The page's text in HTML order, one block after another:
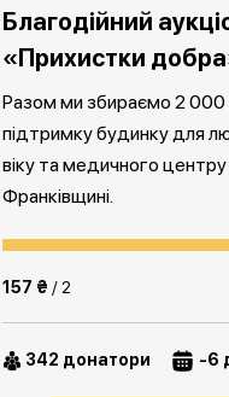
Благодійний
«Прихистки
Разом ми збираємо 2
підтримку будинку для
віку та медичного центру
Франківщині.
157 ₴ / 2
342 донатори -6